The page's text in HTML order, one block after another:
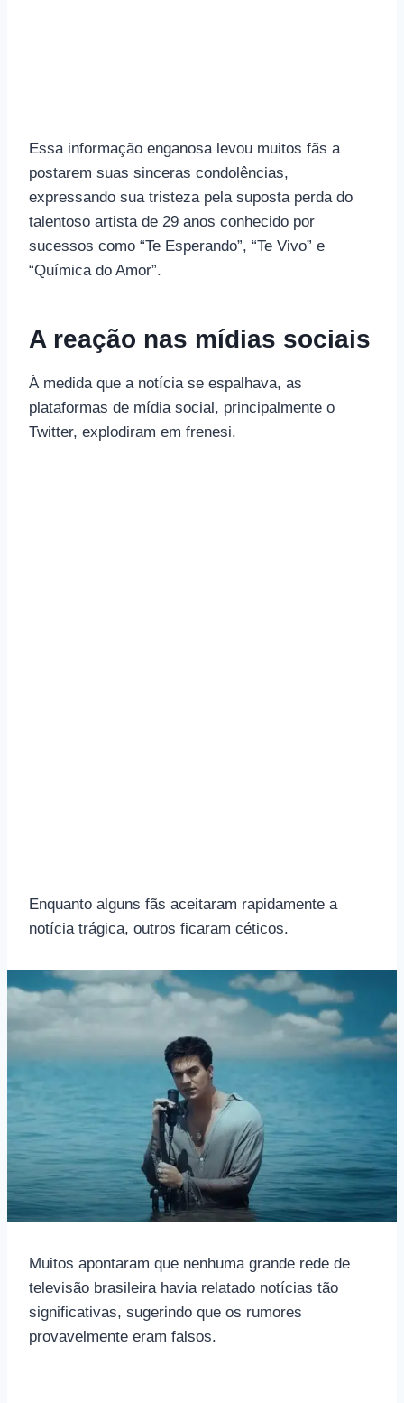
Essa informação enganosa levou muitos fãs a
postarem suas sinceras condolências,
expressando sua tristeza pela suposta perda do
talentoso artista de 29 anos conhecido por
sucessos como “Te Esperando”, “Te Vivo” e
“Química do Amor”.
A reação nas mídias sociais
À medida que a notícia se espalhava, as
plataformas de mídia social, principalmente o
Twitter, explodiram em frenesi.
Enquanto alguns fãs aceitaram rapidamente a
notícia trágica, outros ficaram céticos.
Muitos apontaram que nenhuma grande rede de
televisão brasileira havia relatado notícias tão
significativas, sugerindo que os rumores
provavelmente eram falsos.